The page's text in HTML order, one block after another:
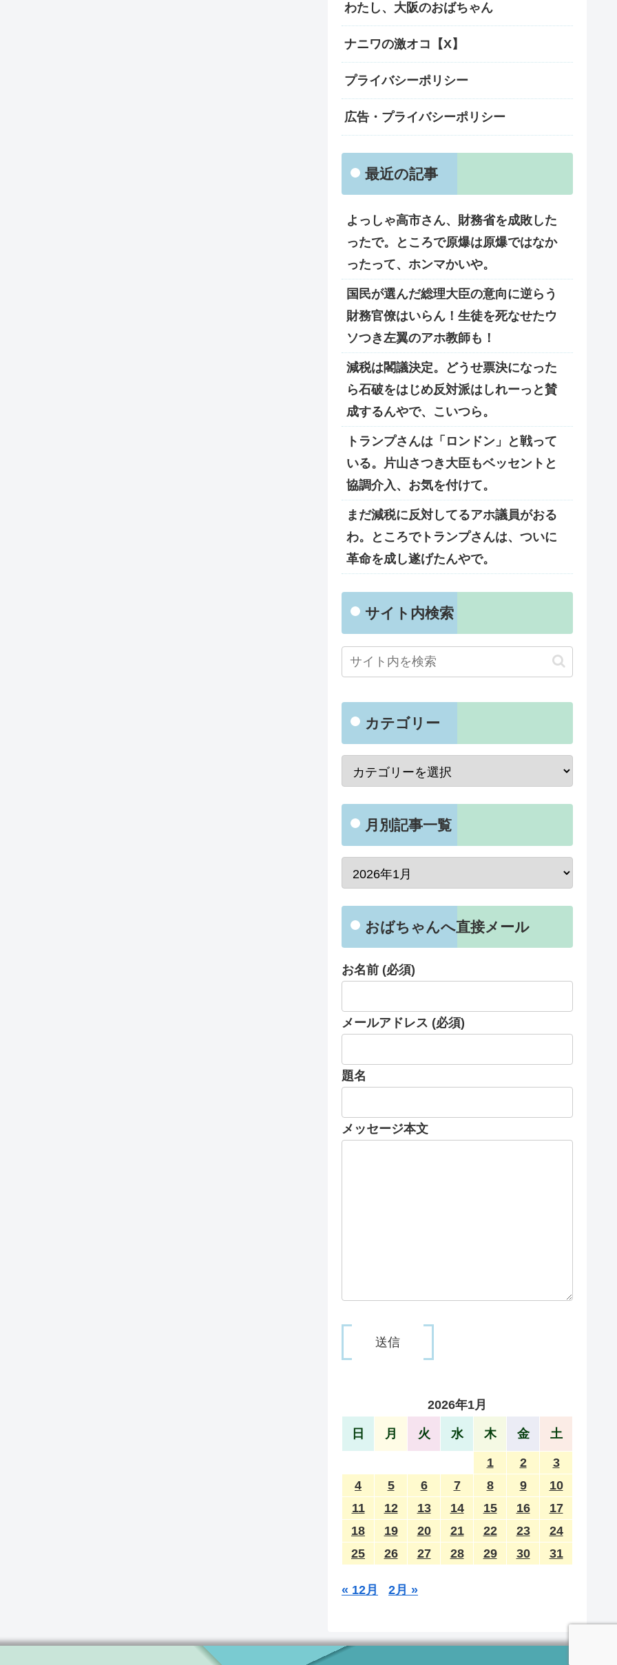
わたし、大阪のおばちゃん
ナニワの激オコ【X】
プライバシーポリシー
広告・プライバシーポリシー
最近の記事
よっしゃ高市さん、財務省を成敗した
ったで。ところで原爆は原爆ではなか
ったって、ホンマかいや。
国民が選んだ総理大臣の意向に逆らう
財務官僚はいらん！生徒を死なせたウ
ソつき左翼のアホ教師も！
減税は閣議決定。どうせ票決になった
ら石破をはじめ反対派はしれーっと賛
成するんやで、こいつら。
トランプさんは「ロンドン」と戦って
いる。片山さつき大臣もベッセントと
協調介入、お気を付けて。
まだ減税に反対してるアホ議員がおる
わ。ところでトランプさんは、ついに
革命を成し遂げたんやで。
サイト内検索
カテゴリー
月別記事一覧
おばちゃんへ直接メール
お名前 (必須)
メールアドレス (必須)
題名
メッセージ本文
2026年1月
日 月 火 水 木 金 土
1 2
3
4
5 6 7 8 9
10
11
12 13 14 15 16
17
18
19 20 21 22 23
24
25
26 27 28 29 30 31
« 12月 2月 »